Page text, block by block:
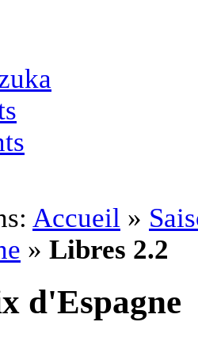
Accueil »
» Libres 2.2
d'Espagne